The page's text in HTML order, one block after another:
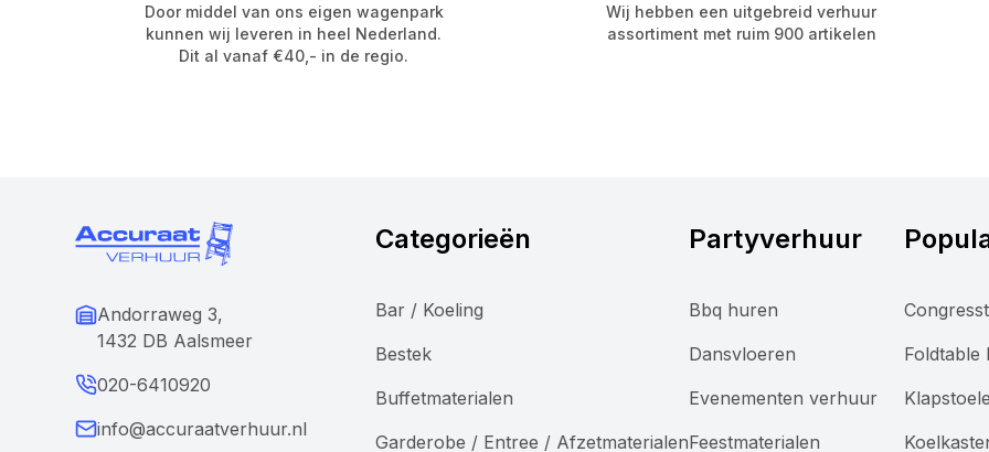
Door middel van ons eigen wagenpark
kunnen wij leveren in heel Nederland.
Dit al vanaf €40,- in de regio.
Wij hebben een uitgebreid verhuur
assortiment met ruim 900 artikelen
Andorraweg 3,
1432 DB Aalsmeer
020-6410920
info@accuraatverhuur.nl
Categorieën
Bar / Koeling
Bestek
Buffetmaterialen
Garderobe / Entree / Afzetmaterialen
Partyverhuur
Bbq huren
Dansvloeren
Evenementen verhuur
Feestmaterialen
Foldtable